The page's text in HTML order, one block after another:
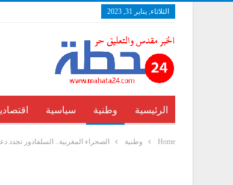
الثلاثاء, يناير 31, 2023
الرئيسية وطنية سياسية
Home وطنية الصحراء المغربية.. السلفادور تجدد